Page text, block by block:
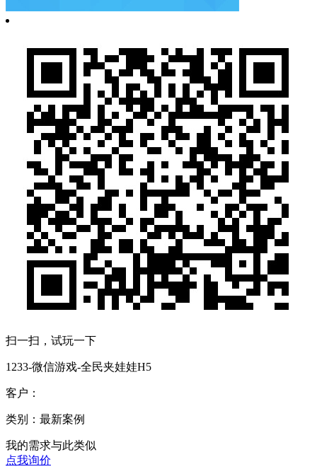
扫一扫，试玩一下
1233-微信游戏-全民夹娃娃H5
客户：
类别：最新案例
我的需求与此类似
点我询价